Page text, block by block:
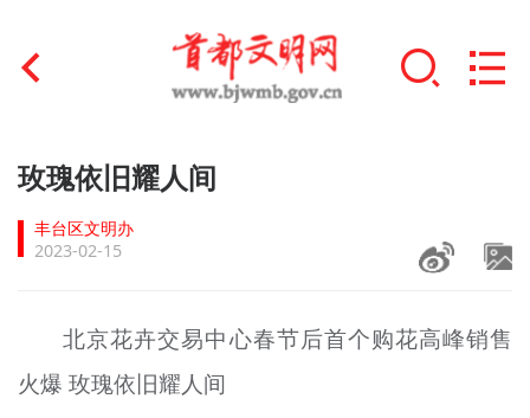
首页
文明创建
文明培育
+
未成年人思想道德建设
玫瑰依旧耀人间
丰台区文明办
2023-02-15
北京花卉交易中心春节后首个购花高峰销售
火爆 玫瑰依旧耀人间